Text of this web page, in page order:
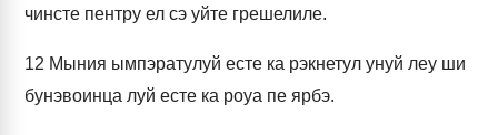
чинсте пентру ел сэ уйте грешелиле.
12 Мыния ымпэратулуй есте ка рэкнетул унуй леу ши
бунэвоинца луй есте ка роуа пе ярбэ.